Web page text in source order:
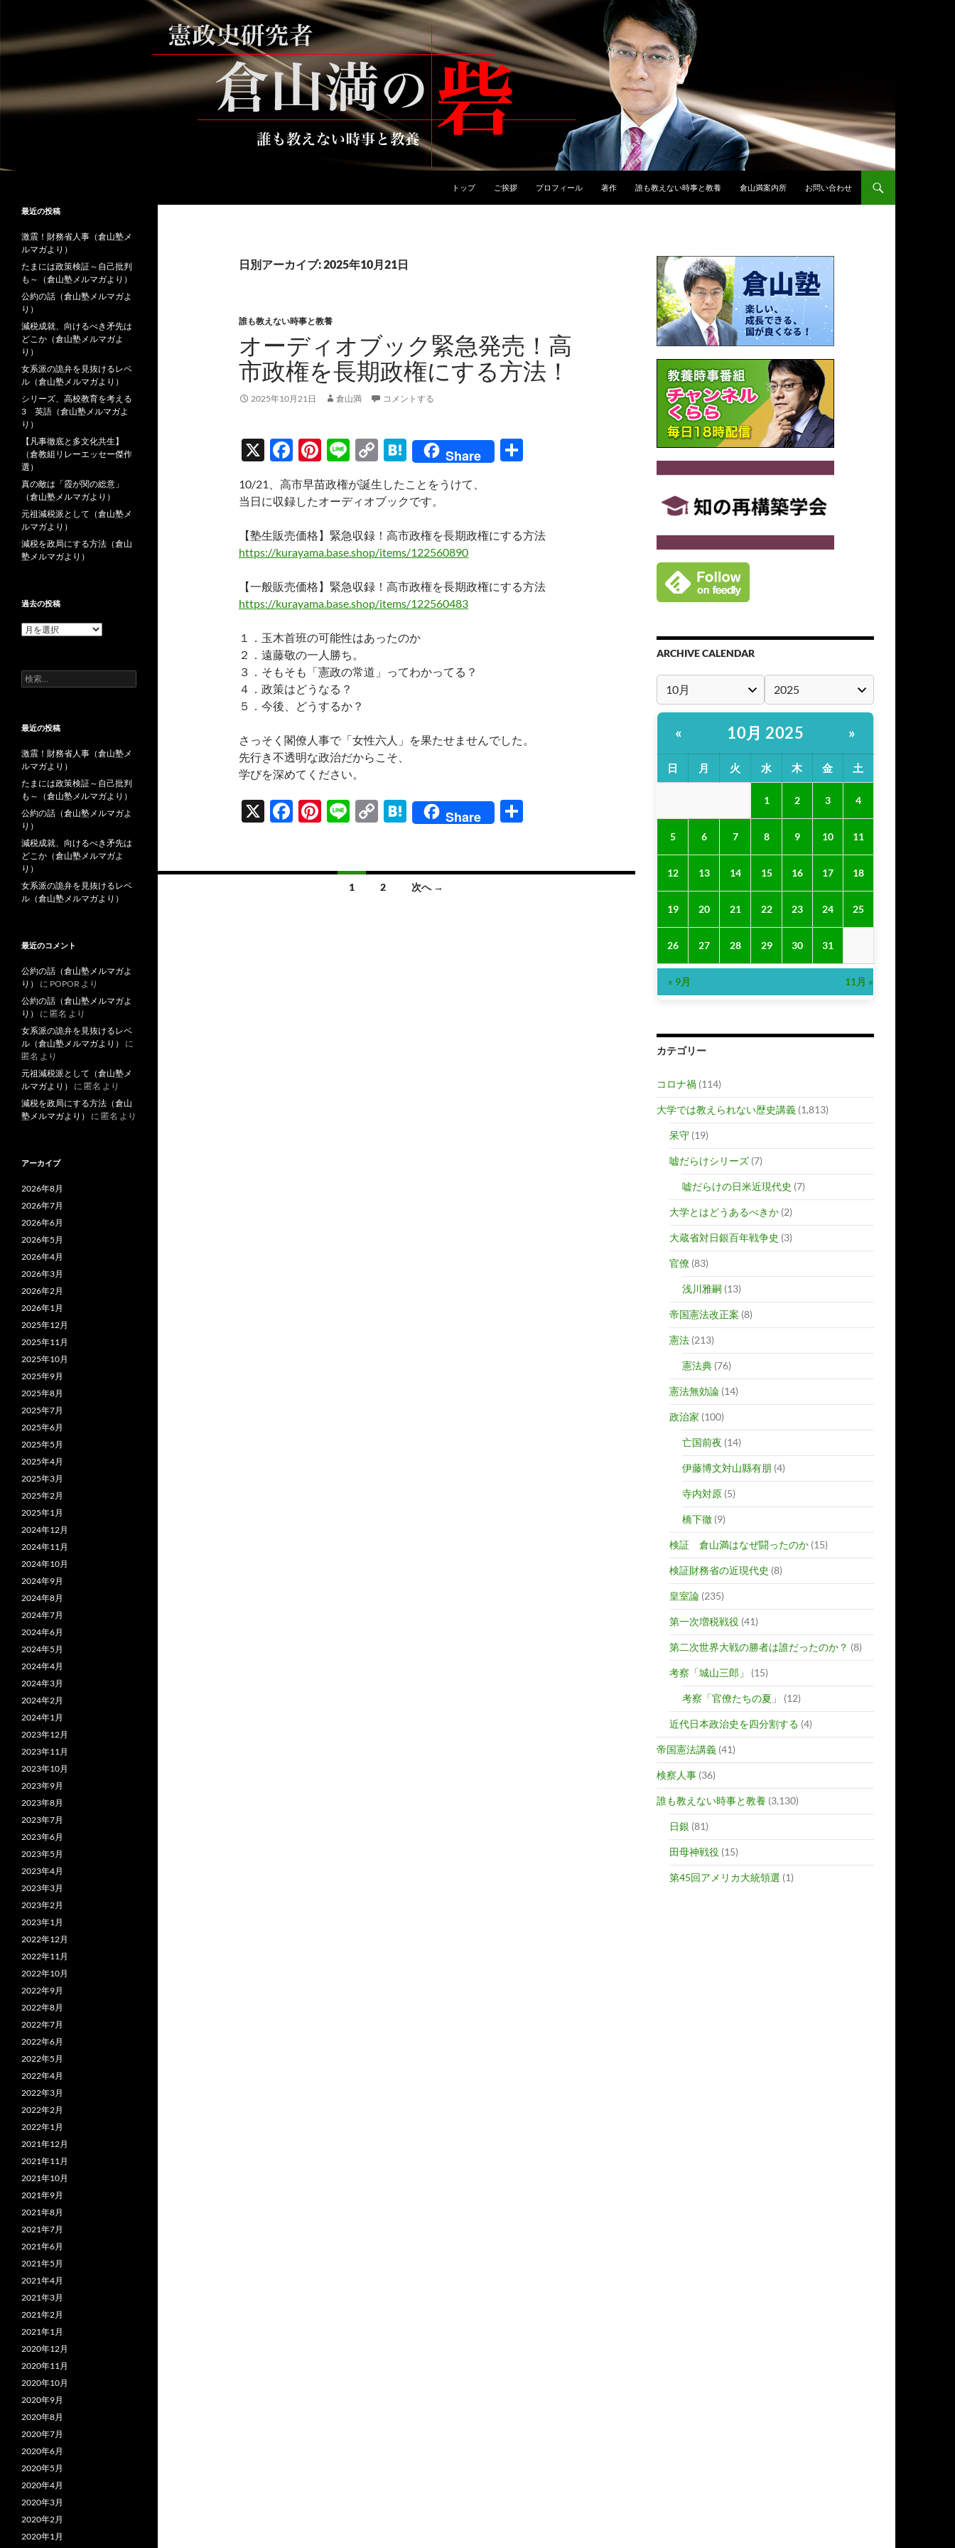
テ
ン
へ
ス
トップ ご挨拶 プロフィール 著作 誰も教えない時事と教養 倉山満案内所 お問い合わせ
日別アーカイブ: 2025年10月21日
誰も教えない時事と教養
オーディオブック緊急発売！高
市政権を長期政権にする方法！
2025年10月21日 倉山満 コメントする
X
F
ac
e
o
o
k
Pi
nt
er
t
Li
n
e
C
o
p
Li
n
k
H
at
e
a
Share
10/21、高市早苗政権が誕生したことをうけて、
当日に収録したオーディオブックです。
【塾生販売価格】緊急収録！高市政権を長期政権にする方法
https://kurayama.base.shop/items/122560890
【一般販売価格】緊急収録！高市政権を長期政権にする方法
https://kurayama.base.shop/items/122560483
１．玉木首班の可能性はあったのか
２．遠藤敬の一人勝ち。
３．そもそも「憲政の常道」ってわかってる？
４．政策はどうなる？
５．今後、どうするか？
さっそく閣僚人事で「女性六人」を果たせませんでした。
先行き不透明な政治だからこそ、
学びを深めてください。
X
F
b
Pi
es
Li
C
y
H
at
n
a
Share
1 2 次へ →
ARCHIVE CALENDAR
« 10月 2025 »
日 月 火 水 木 金 土
1 2 3 4
5 6 7 8 9 10 11
12 13 14 15 16 17 18
19 20 21 22 23 24 25
26 27 28 29 30 31
« 9月 11月 »
カテゴリー
コロナ禍 (114)
大学では教えられない歴史講義 (1,813)
呆守 (19)
嘘だらけシリーズ (7)
嘘だらけの日米近現代史 (7)
大学とはどうあるべきか (2)
大蔵省対日銀百年戦争史 (3)
官僚 (83)
浅川雅嗣 (13)
帝国憲法改正案 (8)
憲法 (213)
憲法典 (76)
憲法無効論 (14)
政治家 (100)
亡国前夜 (14)
伊藤博文対山縣有朋 (4)
寺内対原 (5)
橋下徹 (9)
検証 倉山満はなぜ闘ったのか (15)
検証財務省の近現代史 (8)
皇室論 (235)
第一次増税戦役 (41)
第二次世界大戦の勝者は誰だったのか？ (8)
考察「城山三郎」 (15)
考察「官僚たちの夏」 (12)
近代日本政治史を四分割する (4)
帝国憲法講義 (41)
検察人事 (36)
誰も教えない時事と教養 (3,130)
日銀 (81)
田母神戦役 (15)
第45回アメリカ大統領選 (1)
倉山満の砦～誰も教えない時事と教
最近の投稿
激震！財務省人事（倉山塾メ
ルマガより）
たまには政策検証～自己批判
も～（倉山塾メルマガより）
公約の話（倉山塾メルマガよ
り）
減税成就、向けるべき矛先は
どこか（倉山塾メルマガよ
り）
女系派の詭弁を見抜けるレベ
ル（倉山塾メルマガより）
シリーズ、高校教育を考える
3 英語（倉山塾メルマガよ
り）
【凡事徹底と多文化共生】
（倉教組リレーエッセー傑作
選）
真の敵は「霞が関の総意」
（倉山塾メルマガより）
元祖減税派として（倉山塾メ
ルマガより）
減税を政局にする方法（倉山
塾メルマガより）
過去の投稿
過
稿
検
索:
最近の投稿
激震！財務省人事（倉山塾メ
ルマガより）
たまには政策検証～自己批判
も～（倉山塾メルマガより）
公約の話（倉山塾メルマガよ
り）
減税成就、向けるべき矛先は
どこか（倉山塾メルマガよ
り）
女系派の詭弁を見抜けるレベ
ル（倉山塾メルマガより）
最近のコメント
公約の話（倉山塾メルマガよ
り）
に POPOR より
公約の話（倉山塾メルマガよ
り）
に 匿名 より
女系派の詭弁を見抜けるレベ
ル（倉山塾メルマガより）
に
匿名 より
元祖減税派として（倉山塾メ
ルマガより）
に 匿名 より
減税を政局にする方法（倉山
塾メルマガより）
に 匿名 より
アーカイブ
2026年8月
2026年7月
2026年6月
2026年5月
2026年4月
2026年3月
2026年2月
2026年1月
2025年12月
2025年11月
2025年10月
2025年9月
2025年8月
2025年7月
2025年6月
2025年5月
2025年4月
2025年3月
2025年2月
2025年1月
2024年12月
2024年11月
2024年10月
2024年9月
2024年8月
2024年7月
2024年6月
2024年5月
2024年4月
2024年3月
2024年2月
2024年1月
2023年12月
2023年11月
2023年10月
2023年9月
2023年8月
2023年7月
2023年6月
2023年5月
2023年4月
2023年3月
2023年2月
2023年1月
2022年12月
2022年11月
2022年10月
2022年9月
2022年8月
2022年7月
2022年6月
2022年5月
2022年4月
2022年3月
2022年2月
2022年1月
2021年12月
2021年11月
2021年10月
2021年9月
2021年8月
2021年7月
2021年6月
2021年5月
2021年4月
2021年3月
2021年2月
2021年1月
2020年12月
2020年11月
2020年10月
2020年9月
2020年8月
2020年7月
2020年6月
2020年5月
2020年4月
2020年3月
2020年2月
2020年1月